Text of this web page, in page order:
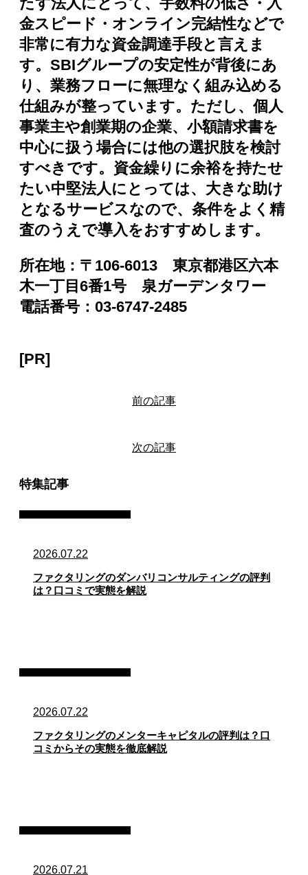
金スピード・オンライン完結性などで
非常に有力な資金調達手段と言えま
す。SBIグループの安定性が背後にあ
り、業務フローに無理なく組み込める
仕組みが整っています。ただし、個人
事業主や創業期の企業、小額請求書を
中心に扱う場合には他の選択肢を検討
すべきです。資金繰りに余裕を持たせ
たい中堅法人にとっては、大きな助け
となるサービスなので、条件をよく精
査のうえで導入をおすすめします。
所在地：〒106-6013 東京都港区六本
木一丁目6番1号 泉ガーデンタワー
電話番号：03-6747-2485
[PR]
前の記事
次の記事
特集記事
2026.07.22
ファクタリングのダンバリコンサルティングの評判
は？口コミで実態を解説
2026.07.22
ファクタリングのメンターキャピタルの評判は？口
コミからその実態を徹底解説
2026.07.21